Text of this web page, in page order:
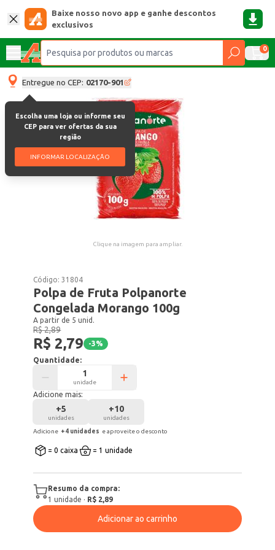
Baixe nosso novo app e ganhe descontos
exclusivos
0
Entregue no CEP: 02170-901
Escolha uma loja ou informe seu
CEP para ver ofertas da sua
região
INFORMAR LOCALIZAÇÃO
Clique na imagem para ampliar.
Código:31804
Polpa de Fruta Polpanorte
Congelada Morango 100g
A partir de 5 unid.
R$ 2,89
R$ 2,79 -3%
Quantidade:
unidade
Adicione mais:
+5
unidades
+10
unidades
Adicione +4 unidades e aproveite o desconto
= 0 caixa = 1 unidade
Resumo da compra:
1 unidade · R$ 2,89
Adicionar ao carrinho